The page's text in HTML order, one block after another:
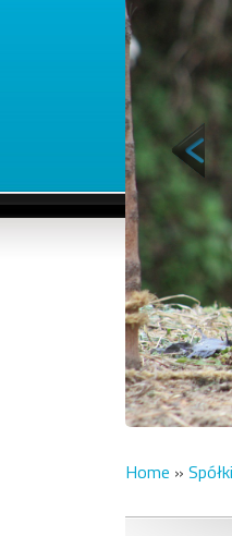
Home » Spółki